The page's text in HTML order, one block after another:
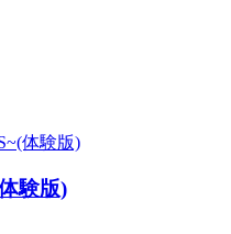
験版)